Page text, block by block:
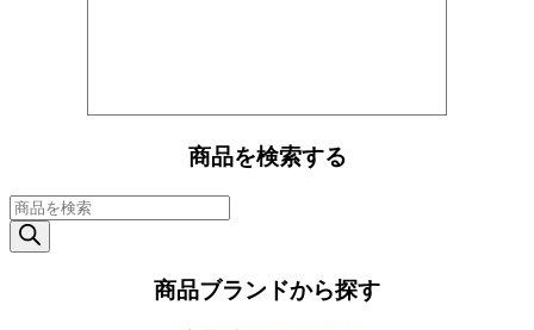
商品を検索する
商
品
検
商品ブランドから探す